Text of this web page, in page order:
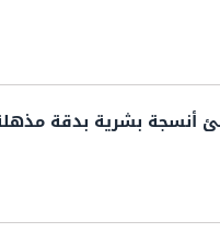
أنسجة بشرية بدقة